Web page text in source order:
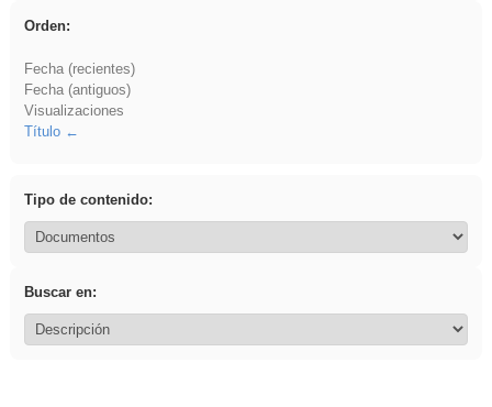
Orden:
Fecha (recientes)
Fecha (antiguos)
Visualizaciones
Título
Tipo de contenido:
Buscar en: